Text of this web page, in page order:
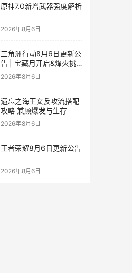
原神7.0新增武器强度解析
2026年8月6日
三角洲行动8月6日更新公
告 | 宝藏月开启&烽火挑
战新赛段！
2026年8月6日
遗忘之海王女反攻流搭配
攻略 兼顾爆发与生存
2026年8月6日
王者荣耀8月6日更新公告
2026年8月6日